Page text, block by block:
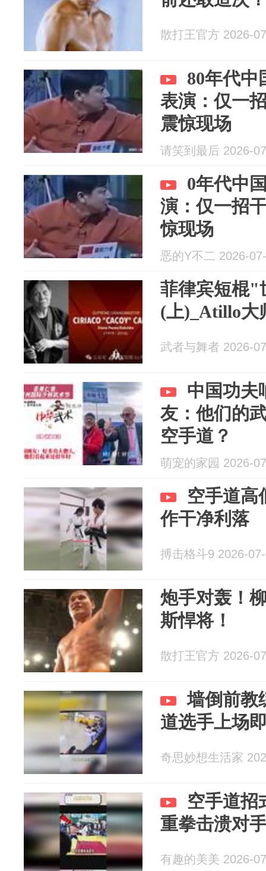
散打王官方 2026-
80年代中
表演：仅一
震惊现场
请笑到最后 2026-
0年代中
演：仅一招
惊现场
恶的Y不二 2026-
菲律宾短棍"
(上)_Atillo大
武者与舞者 2026-
中国功夫
友：他们的
空手道？
萌宠的家园 2026-
空手道高
作干净利落
搏击格斗9 2026-
炮手对轰！
斯悍将！
散打王官方 2026-
墙倒前教
道选手上场
奇思妙想生活家
空手道招
重拳击溃对
有趣的美美 2026-